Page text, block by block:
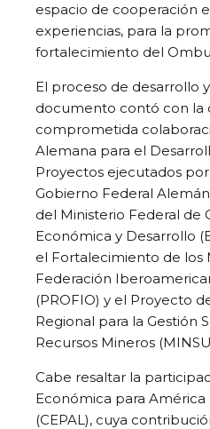
espacio de cooperación
experiencias, para la
fortalecimiento del
El proceso de desarrollo
documento contó con la
comprometida
Alemana para el
Proyectos ejecutados
Gobierno Federal
del Ministerio Federal de
Económica y Desarrollo
el Fortalecimiento de los
Federación
(PROFIO) y el Proyecto
Regional para la Gestión
Recursos Mineros
Cabe resaltar la
Económica para América
(CEPAL), cuya